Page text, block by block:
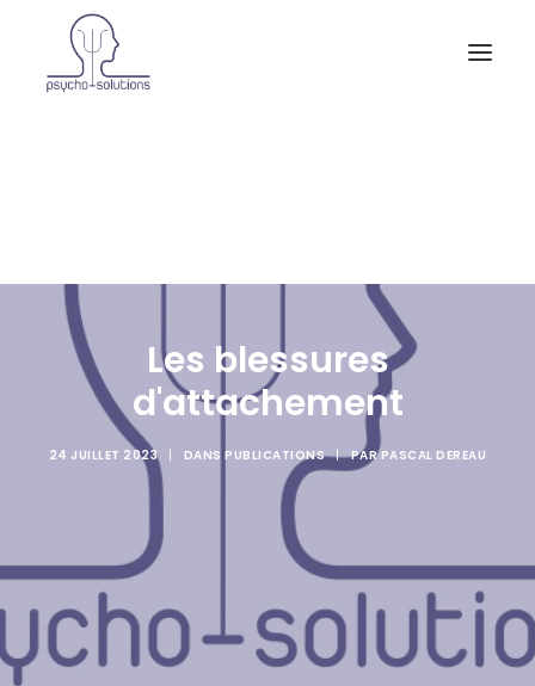
Les blessures
d'attachement
24 JUILLET 2023 | DANSPUBLICATIONS | PARPASCAL DEREAU